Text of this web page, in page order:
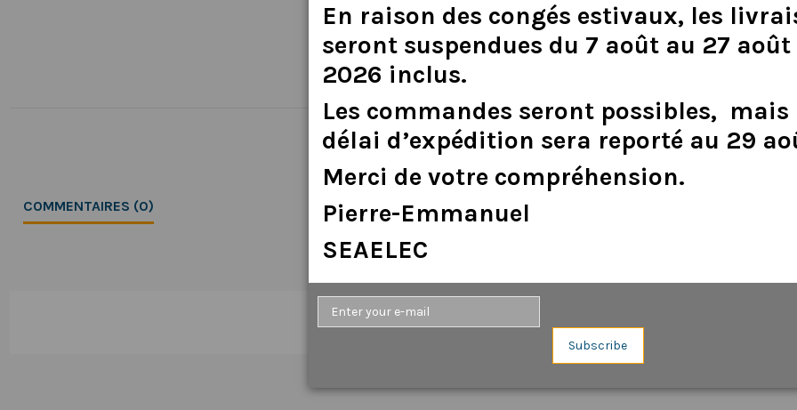
COMMENTAIRES (0)
En raison des congés estivaux, les
seront suspendues du 7 août au 27 août
2026 inclus.
Les commandes seront possibles, mais
délai d’expédition sera reporté au 29
Merci de votre compréhension.
Pierre-Emmanuel
SEAELEC
Subscribe